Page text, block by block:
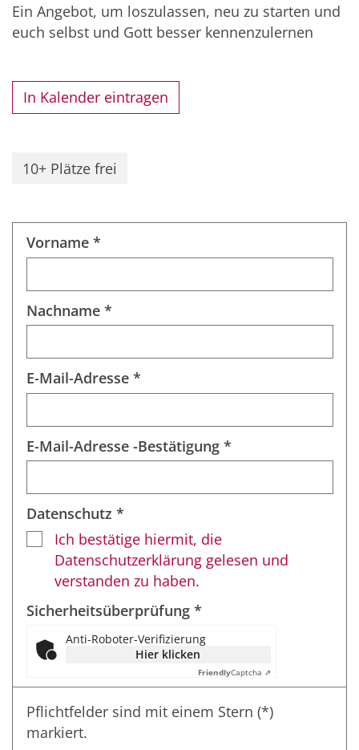
Ein Angebot, um loszulassen, neu zu starten und
euch selbst und Gott besser kennenzulernen
In Kalender eintragen
10+ Plätze frei
Vorname *
Nachname *
E-Mail-Adresse *
E-Mail-Adresse -Bestätigung *
Datenschutz *
Ich bestätige hiermit, die
Datenschutzerklärung gelesen und
verstanden zu haben.
Sicherheitsüberprüfung *
Anti-Roboter-Verifizierung
Hier klicken
FriendlyCaptcha ⇗
Pflichtfelder sind mit einem Stern (*)
markiert.